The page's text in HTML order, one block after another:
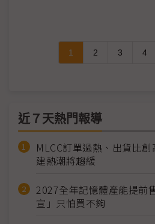
1 2 3 4
近７天熱門報導
MLCC訂單過熱、出貨比
建熱潮將趨緩
2027全年記憶體產能提
宣」只怕買不夠